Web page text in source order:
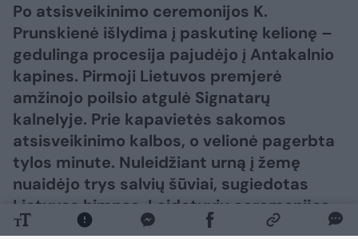
Po atsisveikinimo ceremonijos K.
Prunskienė išlydima į paskutinę kelionę –
gedulinga procesija pajudėjo į Antakalnio
kapines. Pirmoji Lietuvos premjerė
amžinojo poilsio atgulė Signatarų
kalnelyje. Prie kapavietės sakomos
atsisveikinimo kalbos, o velionė pagerbta
tylos minute. Nuleidžiant urną į žemę
nuaidėjo trys salvių šūviai, sugiedotas
Lietuvos himnas. Laidotuvių ceremonijos
metu velionės artimiesiems taip pat